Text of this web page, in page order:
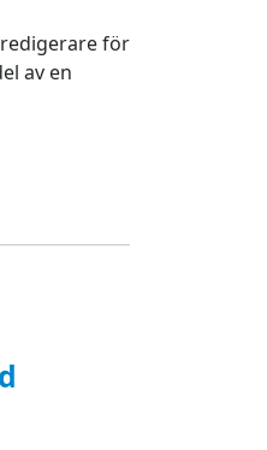
redigerare för
av en